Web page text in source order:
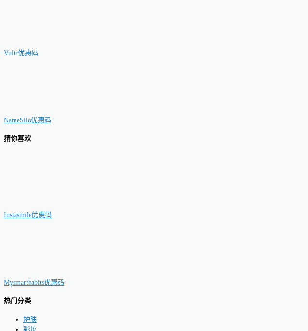
Vultr优惠码
NameSilo优惠码
猜你喜欢
Instasmile优惠码
Mysmarthabits优惠码
热门分类
护肤
彩妆